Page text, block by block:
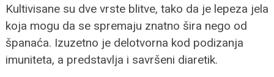
Kultivisane su dve vrste blitve, tako da je lepeza jela
koja mogu da se spremaju znatno šira nego od
španaća. Izuzetno je delotvorna kod podizanja
imuniteta, a predstavlja i savršeni diaretik.